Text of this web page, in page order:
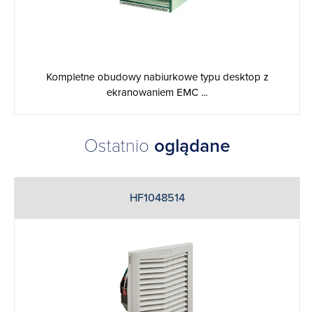
Kompletne obudowy nabiurkowe typu desktop z
ekranowaniem EMC ...
Ostatnio oglądane
HF1048514